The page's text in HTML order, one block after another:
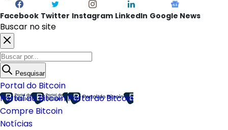
Facebook Twitter Instagram LinkedIn Google News
Buscar no site
Pesquisar
Portal do Bitcoin
Portal do BitcoinPortal do Bitcoin
Compre Bitcoin
Notícias